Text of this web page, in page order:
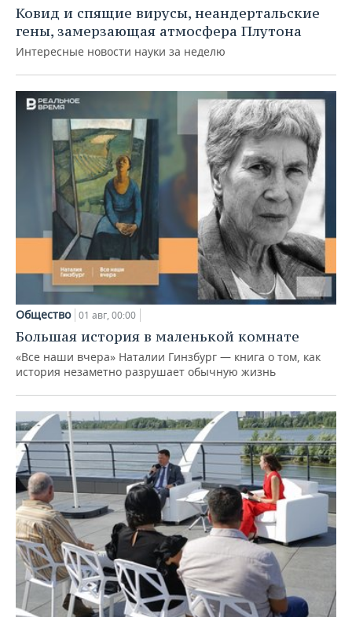
Ковид и спящие вирусы, неандертальские
гены, замерзающая атмосфера Плутона
Интересные новости науки за неделю
Общество 01 авг, 00:00
Большая история в маленькой комнате
«Все наши вчера» Наталии Гинзбург — книга о том, как
история незаметно разрушает обычную жизнь